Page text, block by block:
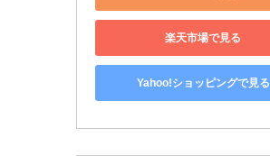
楽天市場で見る
Yahoo!ショッピングで見る